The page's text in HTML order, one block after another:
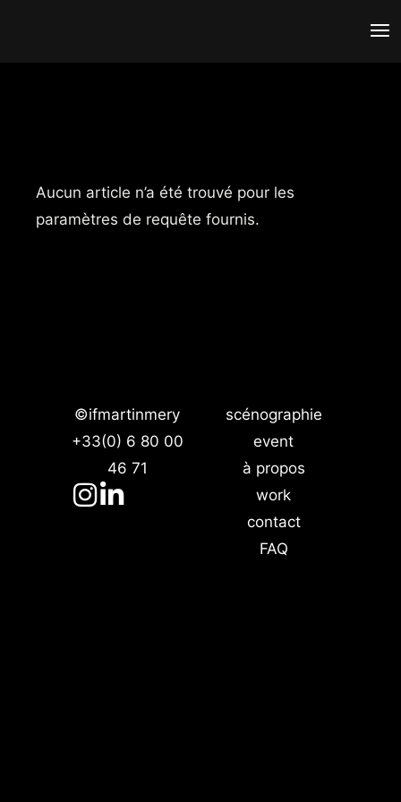
Aucun article n’a été trouvé pour les
paramètres de requête fournis.
©ifmartinmery
+33(0) 6 80 00
46 71
scénographie
event
à propos
work
contact
FAQ